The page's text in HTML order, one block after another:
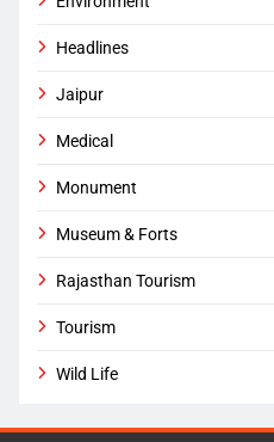
Headlines
Jaipur
Medical
Monument
Museum & Forts
Rajasthan Tourism
Tourism
Wild Life